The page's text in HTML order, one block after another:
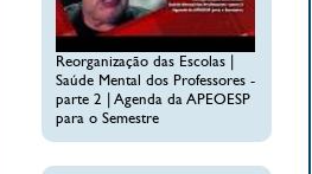
Reorganização das Escolas |
Saúde Mental dos Professores -
parte 2 | Agenda da APEOESP
para o Semestre